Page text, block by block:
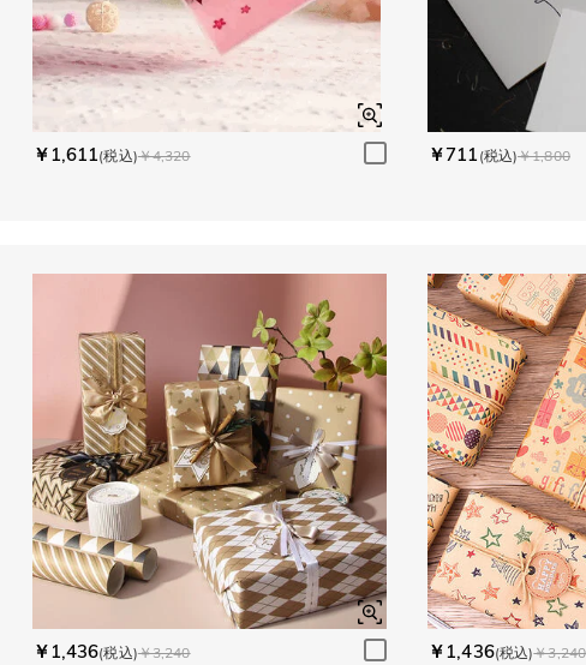
￥1,611(税込)￥4,320 ￥711 (税込)￥1,800
￥1,436(税込)￥3,240 ￥1,436(税込)￥3,240